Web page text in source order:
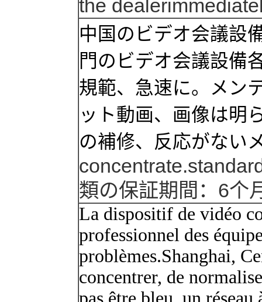
the dealer
中国のビデオ会議設
門のビデオ会議設備
規範、急速に。メン
ット動画、画像は明
の補修、反応がない
類の保証期間 ： 6个
La dispositif de vidéo
professionnel des
problèmes.Shanghai,
concentrer, de